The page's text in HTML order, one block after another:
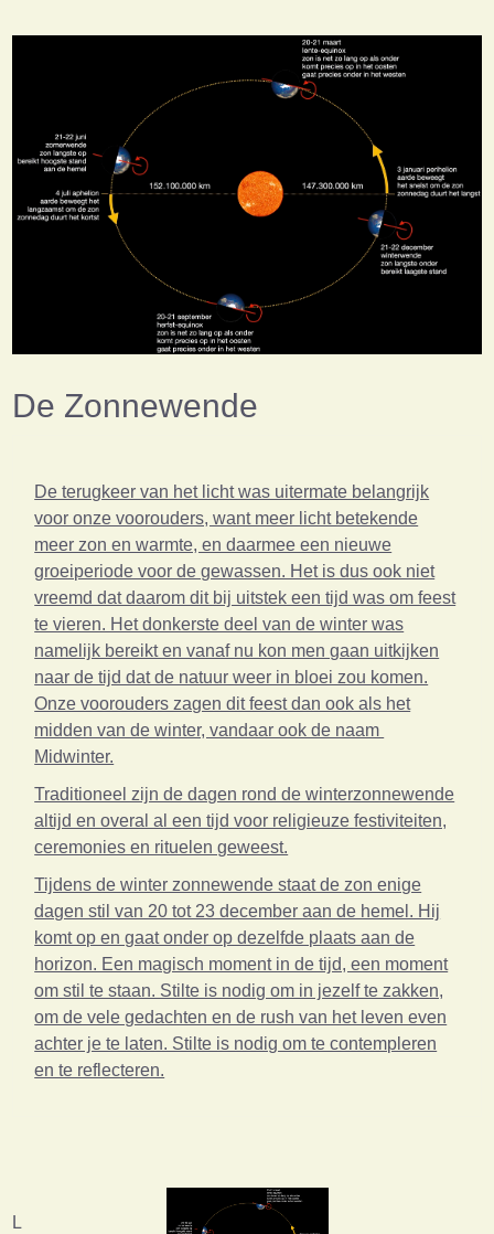
De Zonnewende
De terugkeer van het licht was uitermate belangrijk
voor onze voorouders, want meer licht betekende
meer zon en warmte, en daarmee een nieuwe
groeiperiode voor de gewassen. Het is dus ook niet
vreemd dat daarom dit bij uitstek een tijd was om feest
te vieren. Het donkerste deel van de winter was
namelijk bereikt en vanaf nu kon men gaan uitkijken
naar de tijd dat de natuur weer in bloei zou komen.
Onze voorouders zagen dit feest dan ook als het
midden van de winter, vandaar ook de naam
Midwinter.
Traditioneel zijn de dagen rond de winterzonnewende
altijd en overal al een tijd voor religieuze festiviteiten,
ceremonies en rituelen geweest.
Tijdens de winter zonnewende staat de zon enige
dagen stil van 20 tot 23 december aan de hemel. Hij
komt op en gaat onder op dezelfde plaats aan de
horizon. Een magisch moment in de tijd, een moment
om stil te staan. Stilte is nodig om in jezelf te zakken,
om de vele gedachten en de rush van het leven even
achter je te laten. Stilte is nodig om te contempleren
en te reflecteren.
L